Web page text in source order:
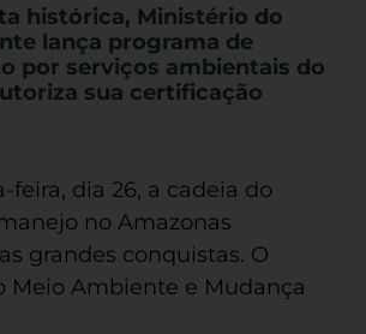
histórica, Ministério do
lança programa de
por serviços ambientais do
sua certificação
feira, dia 26, a cadeia do
no Amazonas
grandes conquistas. O
Meio Ambiente e Mudança